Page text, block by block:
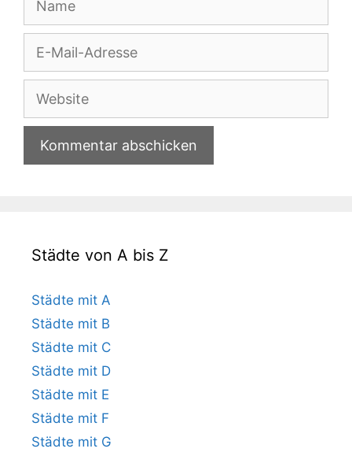
Adresse
Website
Städte von A bis Z
Städte mit A
Städte mit B
Städte mit C
Städte mit D
Städte mit E
Städte mit F
Städte mit G